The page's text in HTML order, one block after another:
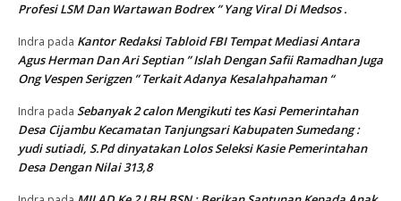
Profesi LSM Dan Wartawan Bodrex ” Yang Viral Di Medsos .
Indra pada Kantor Redaksi Tabloid FBI Tempat Mediasi Antara
Agus Herman Dan Ari Septian ” Islah Dengan Safii Ramadhan Juga
Ong Vespen Serigzen ” Terkait Adanya Kesalahpahaman “
Indra pada Sebanyak 2 calon Mengikuti tes Kasi Pemerintahan
Desa Cijambu Kecamatan Tanjungsari Kabupaten Sumedang :
yudi sutiadi, S.Pd dinyatakan Lolos Seleksi Kasie Pemerintahan
Desa Dengan Nilai 313,8